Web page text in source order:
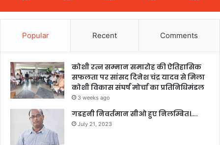
Popular Recent Comments
कोशी रत्न सम्मान समारोह की ऐतिहासिक
सफलता पर सांसद दिनेश चंद्र यादव से मिला
कोशी विकास संघर्ष मोर्चा का प्रतिनिधिमंडल
3 weeks ago
गडहनी निवर्तमान सीओ हुए निलम्बित।….
July 21, 2023